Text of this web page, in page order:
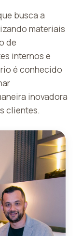
busca a
materiais
de
internos e
é conhecido
inovadora
clientes.